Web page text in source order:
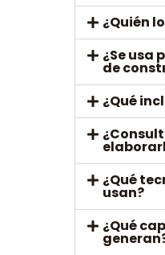
¿Quién
¿Se usa
de
¿Qué
¿Qué
usan?
¿Qué